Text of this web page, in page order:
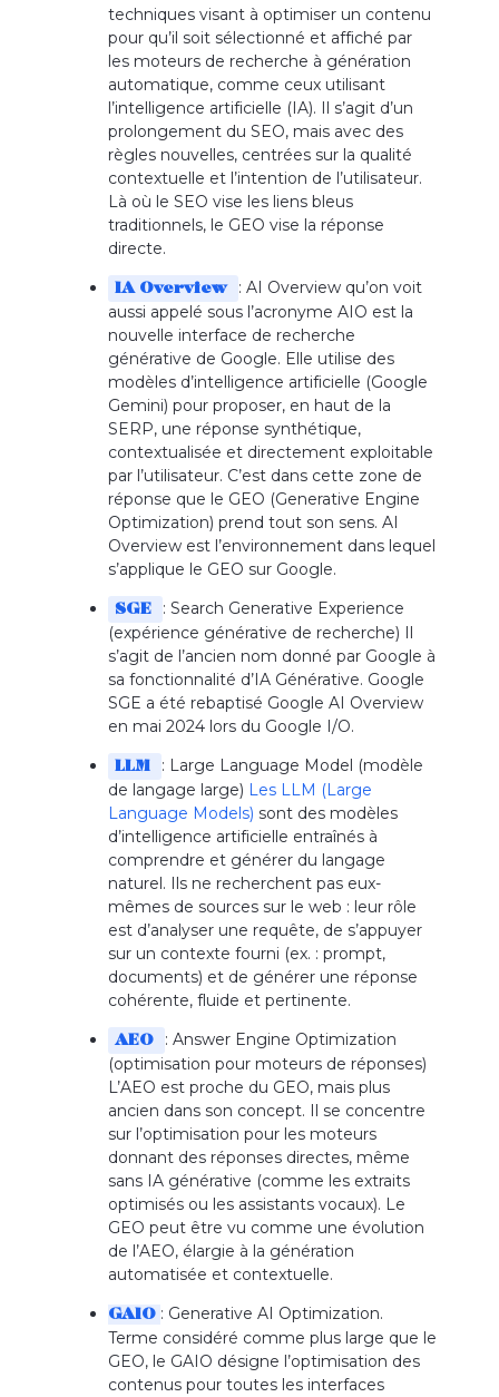
techniques visant à optimiser un contenu
pour qu’il soit sélectionné et affiché par
les moteurs de recherche à génération
automatique, comme ceux utilisant
l’intelligence artificielle (IA). Il s’agit d’un
prolongement du SEO, mais avec des
règles nouvelles, centrées sur la qualité
contextuelle et l’intention de l’utilisateur.
Là où le SEO vise les liens bleus
traditionnels, le GEO vise la réponse
directe.
IA Overview
: AI Overview qu’on voit
aussi appelé sous l’acronyme AIO est la
nouvelle interface de recherche
générative de Google. Elle utilise des
modèles d’intelligence artificielle (Google
Gemini) pour proposer, en haut de la
SERP, une réponse synthétique,
contextualisée et directement exploitable
par l’utilisateur. C’est dans cette zone de
réponse que le GEO (Generative Engine
Optimization) prend tout son sens. AI
Overview est l’environnement dans lequel
s’applique le GEO sur Google.
SGE
: Search Generative Experience
(expérience générative de recherche) Il
s’agit de l’ancien nom donné par Google à
sa fonctionnalité d’IA Générative. Google
SGE a été rebaptisé Google AI Overview
en mai 2024 lors du Google I/O.
LLM
: Large Language Model (modèle
de langage large) Les LLM (Large
Language Models) sont des modèles
d’intelligence artificielle entraînés à
comprendre et générer du langage
naturel. Ils ne recherchent pas eux-
mêmes de sources sur le web : leur rôle
est d’analyser une requête, de s’appuyer
sur un contexte fourni (ex. : prompt,
documents) et de générer une réponse
cohérente, fluide et pertinente.
AEO
: Answer Engine Optimization
(optimisation pour moteurs de réponses)
L’AEO est proche du GEO, mais plus
ancien dans son concept. Il se concentre
sur l’optimisation pour les moteurs
donnant des réponses directes, même
sans IA générative (comme les extraits
optimisés ou les assistants vocaux). Le
GEO peut être vu comme une évolution
de l’AEO, élargie à la génération
automatisée et contextuelle.
GAIO : Generative AI Optimization.
Terme considéré comme plus large que le
GEO, le GAIO désigne l’optimisation des
contenus pour toutes les interfaces